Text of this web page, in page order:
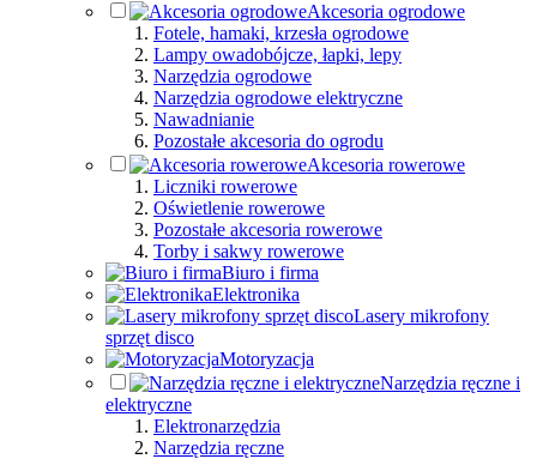
Akcesoria ogrodowe
Fotele, hamaki, krzesła ogrodowe
Lampy owadobójcze, łapki, lepy
Narzędzia ogrodowe
Narzędzia ogrodowe elektryczne
Nawadnianie
Pozostałe akcesoria do ogrodu
Akcesoria rowerowe
Liczniki rowerowe
Oświetlenie rowerowe
Pozostałe akcesoria rowerowe
Torby i sakwy rowerowe
Biuro i firma
Elektronika
Lasery mikrofony
sprzęt disco
Motoryzacja
Narzędzia ręczne i
elektryczne
Elektronarzędzia
Narzędzia ręczne